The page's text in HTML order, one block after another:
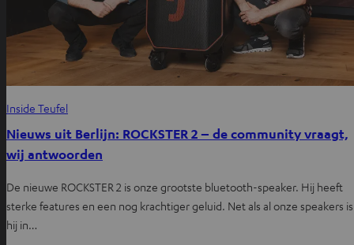
Inside Teufel
Nieuws uit Berlijn: ROCKSTER 2 – de community vraagt,
wij antwoorden
De nieuwe ROCKSTER 2 is onze grootste bluetooth-speaker. Hij heeft
sterke features en een nog krachtiger geluid. Net als al onze speakers is
hij in…